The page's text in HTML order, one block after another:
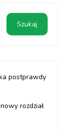
Szukaj
postprawdy
rozdział